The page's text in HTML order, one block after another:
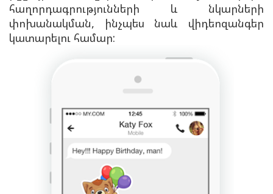
հաղորդագրությունների և նկարների
փոխանակման, ինչպես նաև վիդեոզանգեր
կատարելու համար: